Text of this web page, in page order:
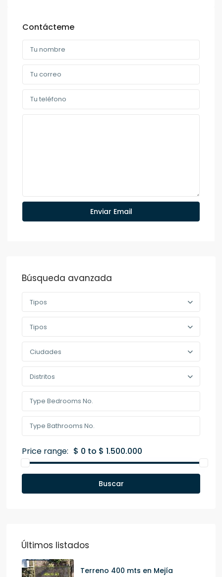
Contácteme
Búsqueda avanzada
Tipos
Tipos
Ciudades
Distritos
Price range: $ 0 to $ 1.500.000
Buscar
Últimos listados
Terreno 400 mts en Mejía